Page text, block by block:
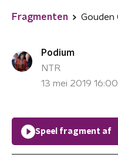
Fragmenten
Podium
NTR
13 mei 2019
Speel fragment af